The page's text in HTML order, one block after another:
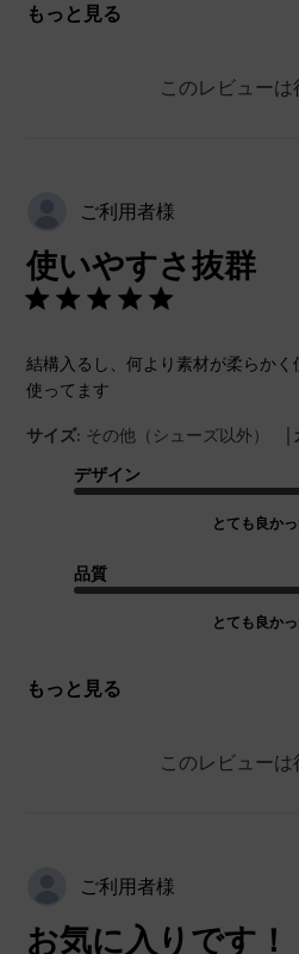
もっと見る
このレビュー
ご利用者様
使いやすさ抜群
結構入るし、何より素材が柔らか
使ってます
サイズ: その他（シューズ以外） |
デザイン
とても良か
品質
とても良か
もっと見る
このレビュー
ご利用者様
お気に入りです！